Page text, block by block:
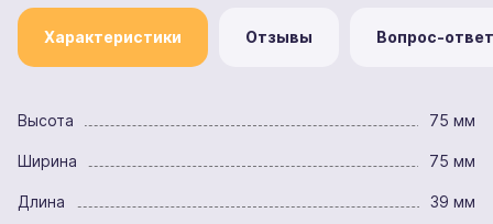
Характеристики Отзывы Вопрос-ответ
Высота 75 мм
Ширина 75 мм
Длина 39 мм